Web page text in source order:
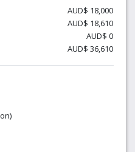
AUD$ 18,000
AUD$ 18,610
AUD$ 0
AUD$ 36,610